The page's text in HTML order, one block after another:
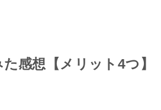
感想【メリット4つ】